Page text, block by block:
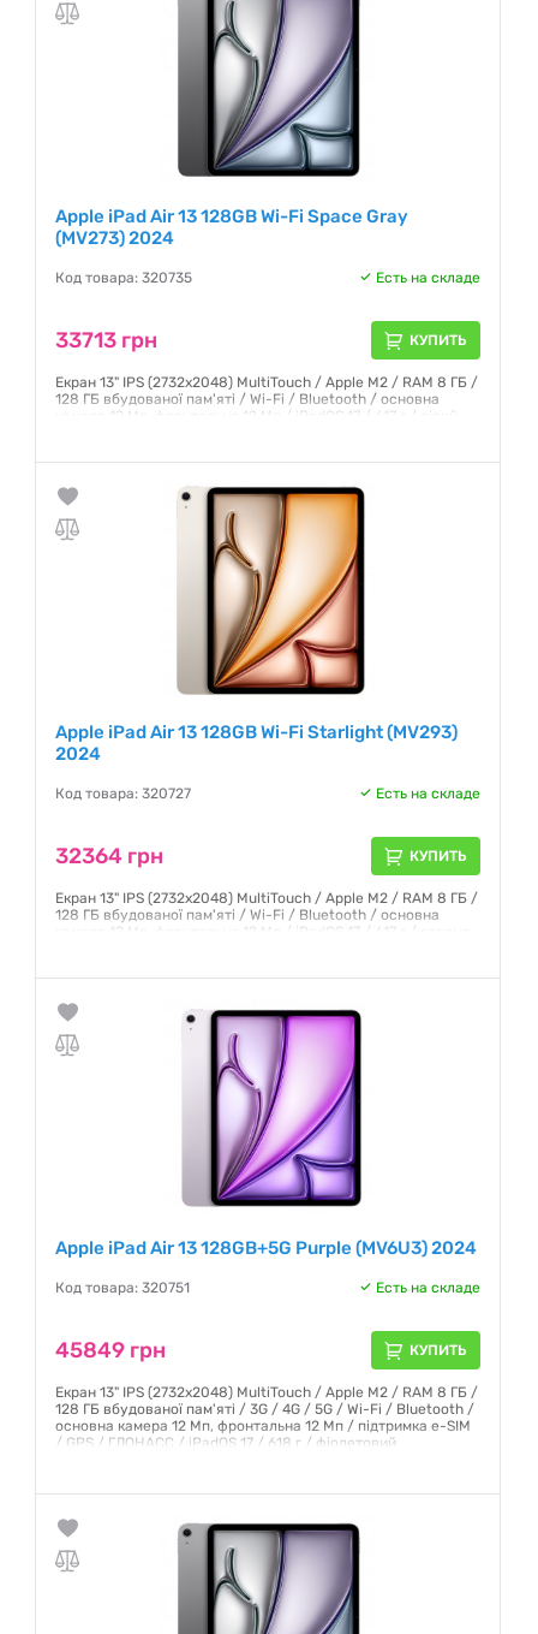
Apple iPad Air 13 128GB Wi-Fi Space Gray
(MV273) 2024
Код товара: 320735 Есть на складе
33713 грн КУПИТЬ
Екран 13" IPS (2732x2048) MultiTouch / Apple M2 / RAM 8 ГБ /
128 ГБ вбудованої пам'яті / Wi-Fi / Bluetooth / основна
камера 12 Мп, фронтальна 12 Мп / iPadOS 17 / 617 г / сірий
Apple iPad Air 13 128GB Wi-Fi Starlight (MV293)
2024
Код товара: 320727 Есть на складе
32364 грн КУПИТЬ
Екран 13" IPS (2732x2048) MultiTouch / Apple M2 / RAM 8 ГБ /
128 ГБ вбудованої пам'яті / Wi-Fi / Bluetooth / основна
камера 12 Мп, фронтальна 12 Мп / iPadOS 17 / 617 г / зоряне
Гарантия:6 месяцев
Apple iPad Air 13 128GB+5G Purple (MV6U3) 2024
Код товара: 320751 Есть на складе
45849 грн КУПИТЬ
Екран 13" IPS (2732x2048) MultiTouch / Apple M2 / RAM 8 ГБ /
128 ГБ вбудованої пам'яті / 3G / 4G / 5G / Wi-Fi / Bluetooth /
основна камера 12 Мп, фронтальна 12 Мп / підтримка e-SIM
/ GPS / ГЛОНАСС / iPadOS 17 / 618 г / фіолетовий